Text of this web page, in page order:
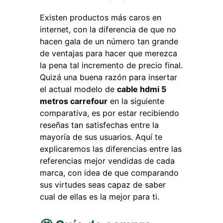
Existen productos más caros en
internet, con la diferencia de que no
hacen gala de un número tan grande
de ventajas para hacer que merezca
la pena tal incremento de precio final.
Quizá una buena razón para insertar
el actual modelo de cable hdmi 5
metros carrefour en la siguiente
comparativa, es por estar recibiendo
reseñas tan satisfechas entre la
mayoría de sus usuarios. Aquí te
explicaremos las diferencias entre las
referencias mejor vendidas de cada
marca, con idea de que comparando
sus virtudes seas capaz de saber
cual de ellas es la mejor para ti.